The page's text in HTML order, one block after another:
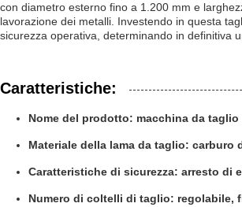
con diametro esterno fino a 1.200 mm e
lavorazione dei metalli. Investendo in questa
sicurezza operativa, determinando in definitiva
Caratteristiche:
Nome del prodotto: macchina da taglio
Materiale della lama da taglio:
Caratteristiche di sicurezza: arresto di
Numero di coltelli di taglio: regolabile,